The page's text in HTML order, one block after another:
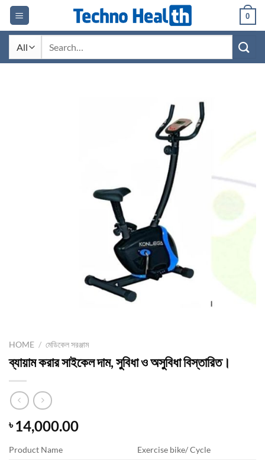
Skip
content
0
HOME / মেডিকেল সরঞ্জাম
ব্যায়াম করার সাইকেল দাম, সুবিধা ও অসুবিধা বিস্তারিত।
৳14,000.00
Product Name
Exercise bike/ Cycle